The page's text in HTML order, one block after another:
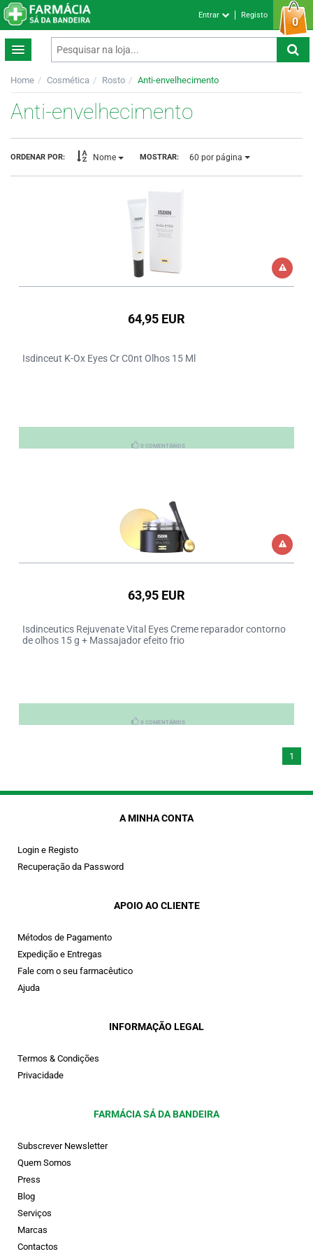
0
Entrar Registo
Home Cosmética Rosto Anti-envelhecimento
Anti-envelhecimento
ORDENAR POR: Nome MOSTRAR: 60 por página
64,95 EUR
Isdinceut K-Ox Eyes Cr C0nt Olhos 15 Ml
0 COMENTÁRIOS
63,95 EUR
Isdinceutics Rejuvenate Vital Eyes Creme reparador contorno
de olhos 15 g + Massajador efeito frio
0 COMENTÁRIOS
1
A MINHA CONTA
Login e Registo
Recuperação da Password
APOIO AO CLIENTE
Métodos de Pagamento
Expedição e Entregas
Fale com o seu farmacêutico
Ajuda
INFORMAÇÃO LEGAL
Termos & Condições
Privacidade
FARMÁCIA SÁ DA BANDEIRA
Subscrever Newsletter
Quem Somos
Press
Blog
Serviços
Marcas
Contactos